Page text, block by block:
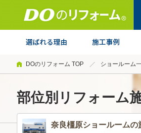
DOのリフォーム TOP ショールーム
部位別リフォーム
奈良橿原ショールームの